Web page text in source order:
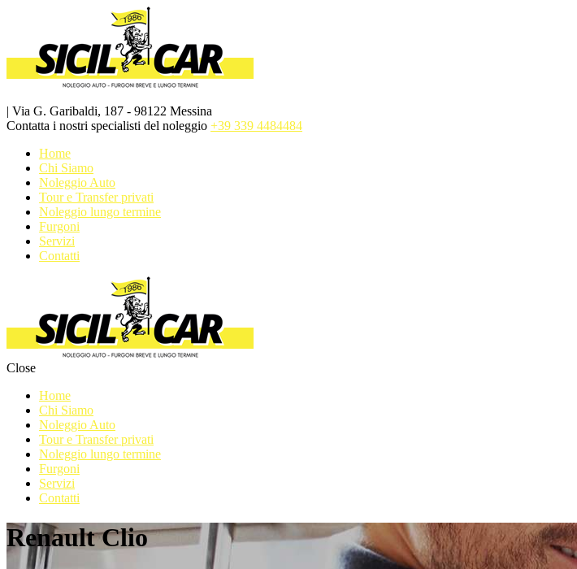
| Via G. Garibaldi, 187 - 98122 Messina
Contatta i nostri specialisti del noleggio +39 339 4484484
Home
Chi Siamo
Noleggio Auto
Tour e Transfer privati
Noleggio lungo termine
Furgoni
Servizi
Contatti
Close
Home
Chi Siamo
Noleggio Auto
Tour e Transfer privati
Noleggio lungo termine
Furgoni
Servizi
Contatti
Renault Clio